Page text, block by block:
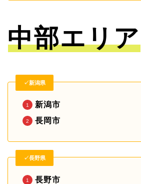
中部エリア
✓新潟県
新潟市
長岡市
✓長野県
長野市